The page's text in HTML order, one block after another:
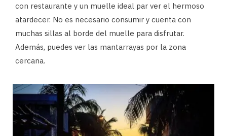
con restaurante y un muelle ideal par ver el hermoso
atardecer. No es necesario consumir y cuenta con
muchas sillas al borde del muelle para disfrutar.
Además, puedes ver las mantarrayas por la zona
cercana.